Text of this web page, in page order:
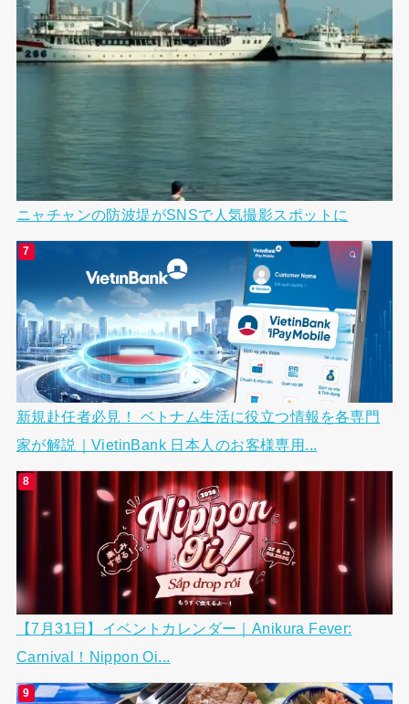
ニャチャンの防波堤がSNSで人気撮影スポットに
新規赴任者必見！ ベトナム生活に役立つ情報を各専門
家が解説｜VietinBank 日本人のお客様専用...
【7月31日】イベントカレンダー｜Anikura Fever:
Carnival！Nippon Oi...